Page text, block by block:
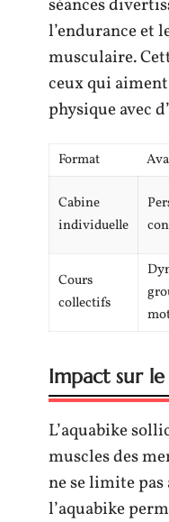
séances
l’endurance et
musculaire.
ceux qui
physique avec
Format
Cabine
individuelle
Cours
collectifs
Impact sur
L’aquabike
muscles des
ne se limite pas
l’aquabike